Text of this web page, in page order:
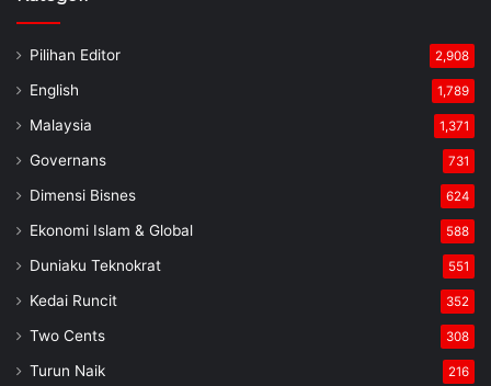
Pilihan Editor 2,908
English 1,789
Malaysia 1,371
Governans 731
Dimensi Bisnes 624
Ekonomi Islam & Global 588
Duniaku Teknokrat 551
Kedai Runcit 352
Two Cents 308
Turun Naik 216